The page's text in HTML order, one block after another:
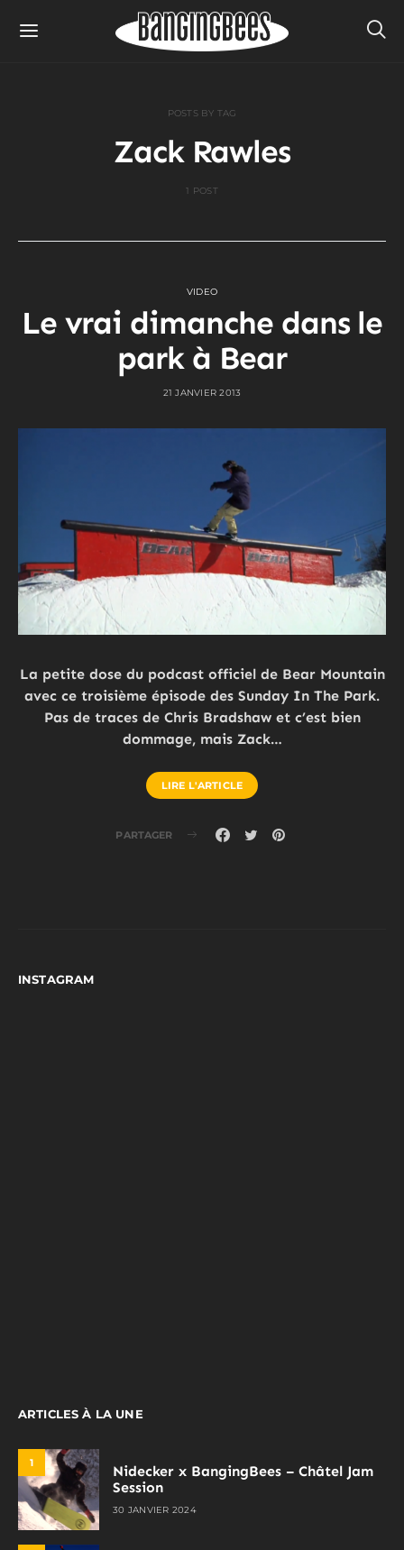
POSTS BY TAG
Zack Rawles
1 POST
VIDEO
Le vrai dimanche dans le
park à Bear
21 JANVIER 2013
La petite dose du podcast officiel de Bear Mountain
avec ce troisième épisode des Sunday In The Park.
Pas de traces de Chris Bradshaw et c’est bien
dommage, mais Zack…
LIRE L'ARTICLE
PARTAGER
INSTAGRAM
ARTICLES À LA UNE
1
Nidecker x BangingBees – Châtel Jam
Session
30 JANVIER 2024